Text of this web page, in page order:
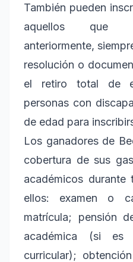
También pueden
aquellos que
anteriormente,
resolución o
el retiro total de
personas con
de edad para
Los ganadores de
cobertura de sus
académicos durante
ellos: examen o
matrícula; pensión
académica (si
curricular);